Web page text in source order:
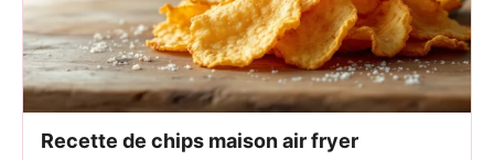
Recette de chips maison air fryer